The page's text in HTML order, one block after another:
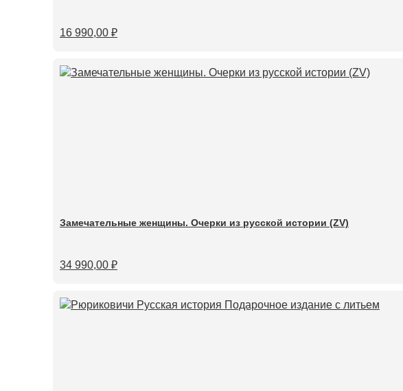
16 990,00 ₽
Замечательные женщины. Очерки из русской истории (ZV)
34 990,00 ₽